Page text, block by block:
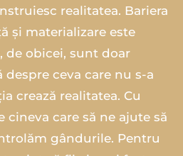
realitatea. Bariera
și materializare este
de obicei, sunt doar
ceva care nu s-a
crează realitatea. Cu
cineva care să ne ajute să
gândurile. Pentru